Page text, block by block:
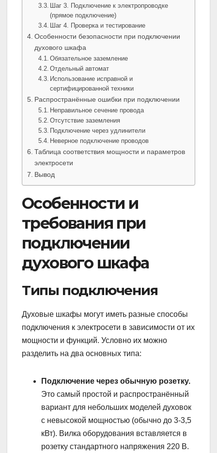
Шаг 3. Подключение к электропроводке
(прямое подключение)
Шаг 4. Проверка и тестирование
Особенности безопасности при подключении
духового шкафа
Обязательное заземление
Отдельный автомат
Использование исправной и
сертифицированной техники
Распространённые ошибки при подключении
Неправильное сечение провода
Отсутствие заземления
Подключение через удлинители
Неверное подключение проводов
Таблица соответствия мощности и параметров
электросети
Вывод
Особенности и
требования при
подключении
духового шкафа
Типы подключения
Духовые шкафы могут иметь разные способы
подключения к электросети в зависимости от их
мощности и функций. Условно их можно
разделить на два основных типа:
Подключение через обычную розетку.
Это самый простой и распространённый
вариант для небольших моделей духовок
с невысокой мощностью (обычно до 3-3,5
кВт). Вилка оборудования вставляется в
розетку стандартного напряжения 220 В.